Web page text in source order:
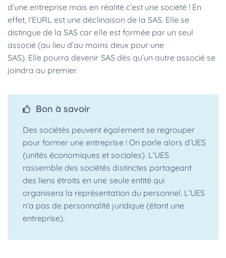
d’une entreprise mais en réalité c’est une société ! En
effet, l’EURL est une déclinaison de la SAS. Elle se
distingue de la SAS car elle est formée par un seul
associé (au lieu d’au moins deux pour une
SAS). Elle pourra devenir SAS dès qu’un autre associé se
joindra au premier.
Bon à savoir
Des sociétés peuvent également se regrouper
pour former une entreprise ! On parle alors d’UES
(unités économiques et sociales). L’UES
rassemble des sociétés distinctes partageant
des liens étroits en une seule entité qui
organisera la représentation du personnel. L’UES
n’a pas de personnalité juridique (étant une
entreprise).